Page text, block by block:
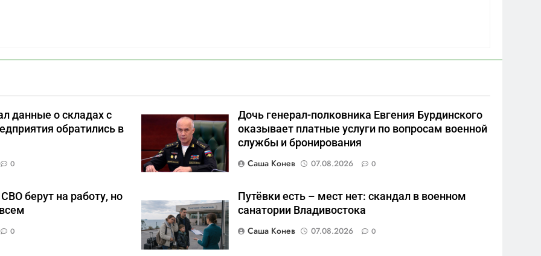
данные о складах с
обратились в
0
Дочь генерал-полковника Евгения Бурдинского
оказывает платные услуги по вопросам военной
службы и бронирования
Саша Конев
07.08.2026 0
берут на работу, но
0
Путёвки есть – мест нет: скандал в военном
санатории Владивостока
Саша Конев
07.08.2026 0
«для защиты Отечества»
Что скрывает российский
ВМФ
САНКТ-ПЕТЕРБУРГ И ОБЛАСТЬ
7
Перезагрузка в Удмуртии:
провалов и уязвимости
региона
8
Зачистка неба: Силовой